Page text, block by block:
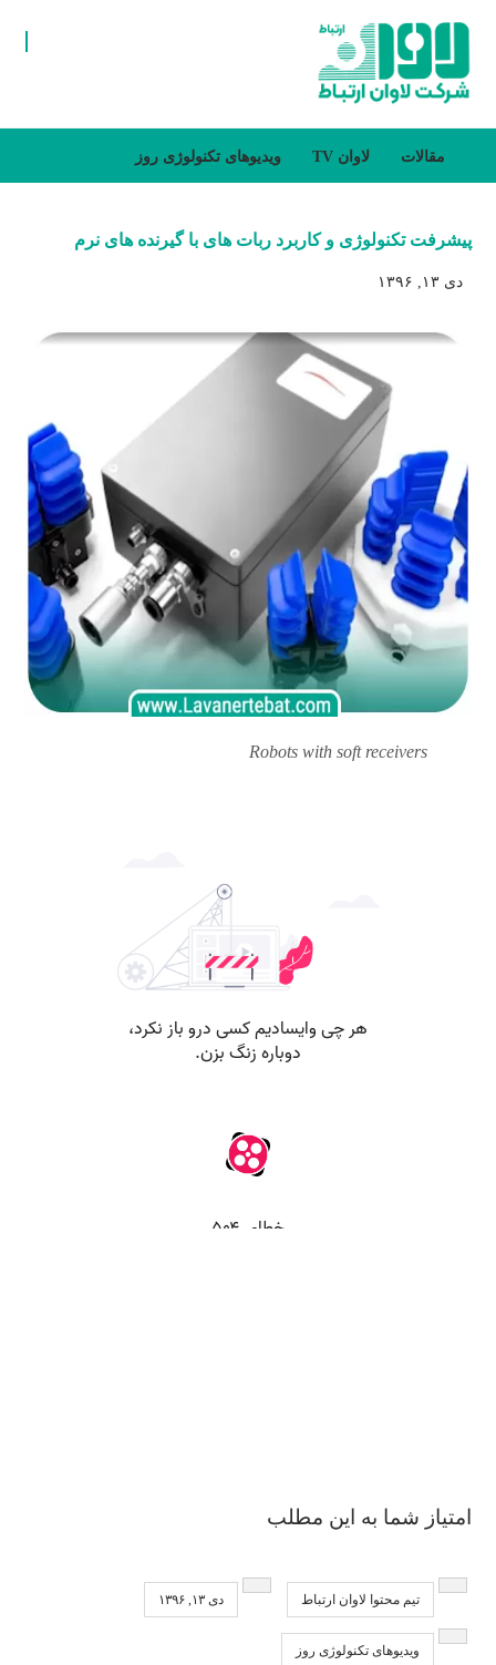
مقالات لاوان TV ویدیوهای تکنولوژی روز
پیشرفت تکنولوژی و کاربرد ربات های با گیرنده های نرم
دی ۱۳, ۱۳۹۶
Robots with soft receivers
امتیاز شما به این مطلب
تیم محتوا لاوان ارتباط دی ۱۳, ۱۳۹۶
ویدیوهای تکنولوژی روز